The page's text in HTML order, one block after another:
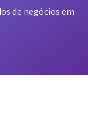
de negócios em